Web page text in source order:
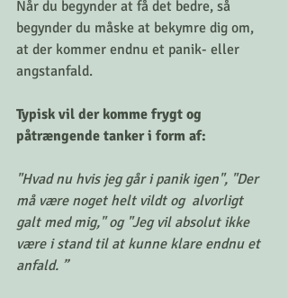
Når du begynder at få det bedre, så
begynder du måske at bekymre dig om,
at der kommer endnu et panik- eller
angstanfald.
Typisk vil der komme frygt og
påtrængende tanker i form af:
"Hvad nu hvis jeg går i panik igen", "Der
må være noget helt vildt og  alvorligt
galt med mig," og "Jeg vil absolut ikke
være i stand til at kunne klare endnu et
anfald. ”